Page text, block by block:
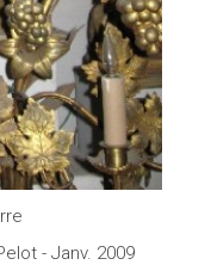
- Janv. 2009